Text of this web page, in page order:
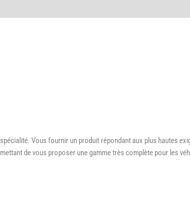
Vous fournir un produit répondant aux plus hautes
de vous proposer une gamme très complète pour les